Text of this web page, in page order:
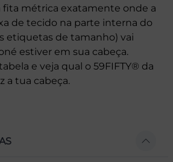
fita métrica exatamente onde a
de tecido na parte interna do
etiquetas de tamanho) vai
estiver em sua cabeça.
e veja qual o 59FIFTY® da
a tua cabeça.